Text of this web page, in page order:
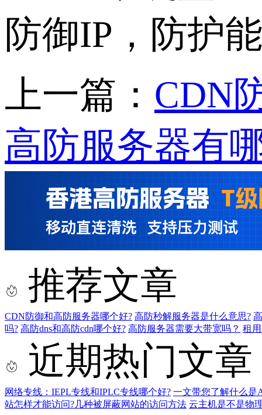
防御IP，防护
上一篇： CDN
高防服务器有
推荐文章
CDN防御和高防服务器哪个好? 高防秒解服务器是什么意思?
吗? 高防dns和高防cdn哪个好? 高防服务器需要大带宽吗？ 租
近期热门文章
网络专线：IEPL专线和IPLC专线哪个好? 一文带您了解什么是
站怎样才能访问?几种被屏蔽网站的访问方法 云主机是不是物